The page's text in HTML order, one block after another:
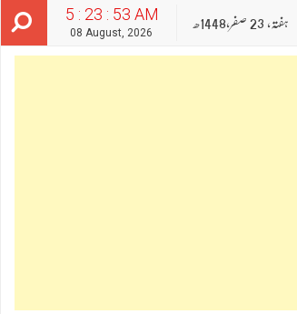
5 : 23 : 53 AM
08 August, 2026
ہفتہ‬‮, 23 صفر‬,1448ھ